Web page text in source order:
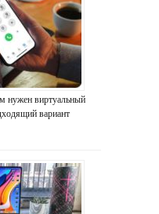
нужен виртуальный
вариант